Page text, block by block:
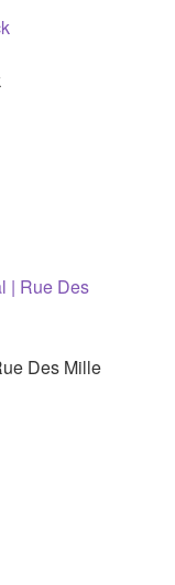
Des Mille